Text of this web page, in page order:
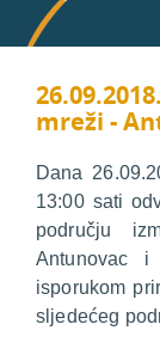
mreži -
Dana
13:00 sati
području
Antunovac i
isporukom
sljedećeg